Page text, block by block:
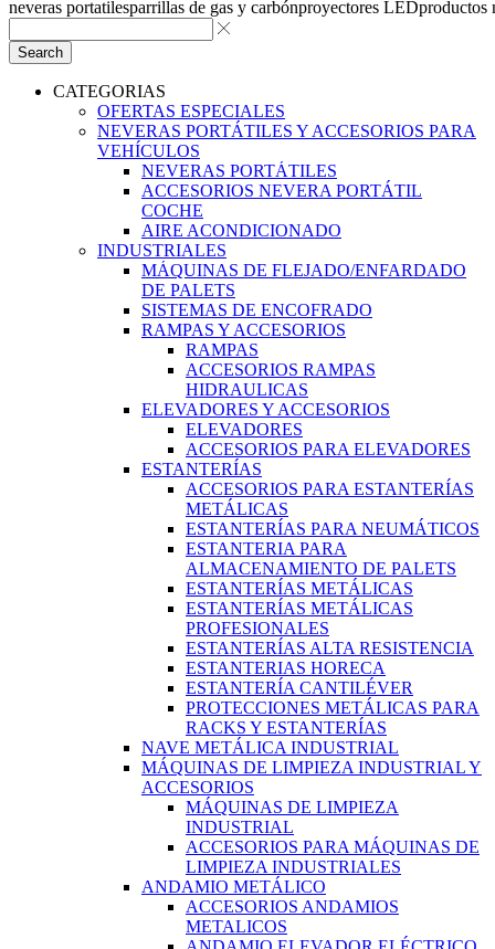
neveras portatilesparrillas de gas y carbónproyectores LEDproductos
Search
CATEGORIAS
OFERTAS ESPECIALES
NEVERAS PORTÁTILES Y ACCESORIOS PARA
VEHÍCULOS
NEVERAS PORTÁTILES
ACCESORIOS NEVERA PORTÁTIL
COCHE
AIRE ACONDICIONADO
INDUSTRIALES
MÁQUINAS DE FLEJADO/ENFARDADO
DE PALETS
SISTEMAS DE ENCOFRADO
RAMPAS Y ACCESORIOS
RAMPAS
ACCESORIOS RAMPAS
HIDRAULICAS
ELEVADORES Y ACCESORIOS
ELEVADORES
ACCESORIOS PARA ELEVADORES
ESTANTERÍAS
ACCESORIOS PARA ESTANTERÍAS
METÁLICAS
ESTANTERÍAS PARA NEUMÁTICOS
ESTANTERIA PARA
ALMACENAMIENTO DE PALETS
ESTANTERÍAS METÁLICAS
ESTANTERÍAS METÁLICAS
PROFESIONALES
ESTANTERÍAS ALTA RESISTENCIA
ESTANTERIAS HORECA
ESTANTERÍA CANTILÉVER
PROTECCIONES METÁLICAS PARA
RACKS Y ESTANTERÍAS
NAVE METÁLICA INDUSTRIAL
MÁQUINAS DE LIMPIEZA INDUSTRIAL Y
ACCESORIOS
MÁQUINAS DE LIMPIEZA
INDUSTRIAL
ACCESORIOS PARA MÁQUINAS DE
LIMPIEZA INDUSTRIALES
ANDAMIO METÁLICO
ACCESORIOS ANDAMIOS
METALICOS